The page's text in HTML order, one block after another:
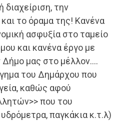
διαχείριση, την
το όραμα της! Κανένα
ασφυξία στο ταμείο
και κανένα έργο με
Δήμο μας στο μέλλον….
του Δημάρχου που
καθώς αφού
που του
παγκάκια κ.τ.λ)